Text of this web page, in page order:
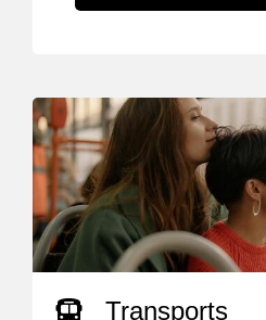
Transports